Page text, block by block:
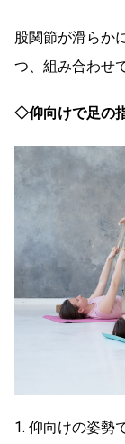
股関節が滑らか
つ、組み合わせ
◇仰向けで足の
1. 仰向けの姿勢